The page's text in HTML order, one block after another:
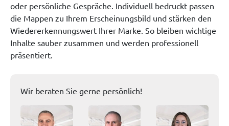
oder persönliche Gespräche. Individuell bedruckt passen
die Mappen zu Ihrem Erscheinungsbild und stärken den
Wiedererkennungswert Ihrer Marke. So bleiben wichtige
Inhalte sauber zusammen und werden professionell
präsentiert.
Wir beraten Sie gerne persönlich!